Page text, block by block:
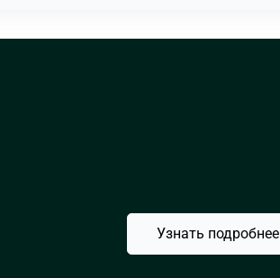
Узнать подробнее